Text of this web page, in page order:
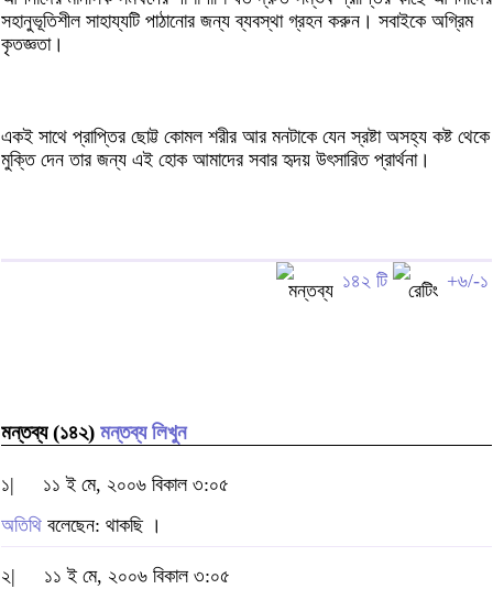
সহানুভূতিশীল সাহায্যটি পাঠানোর জন্য ব্যবস্থা গ্রহন করুন। সবাইকে অগ্রিম
কৃতজ্ঞতা।
একই সাথে প্রাপ্তির ছোট্ট কোমল শরীর আর মনটাকে যেন স্রষ্টা অসহ্য কষ্ট থেকে
মুক্তি দেন তার জন্য এই হোক আমাদের সবার হৃদয় উৎসারিত প্রার্থনা।
১৪২ টি +৬/-১
মন্তব্য (১৪২) মন্তব্য লিখুন
১|
১১ ই মে, ২০০৬ বিকাল ৩:০৫
অতিথি বলেছেন: থাকছি ।
২|
১১ ই মে, ২০০৬ বিকাল ৩:০৫